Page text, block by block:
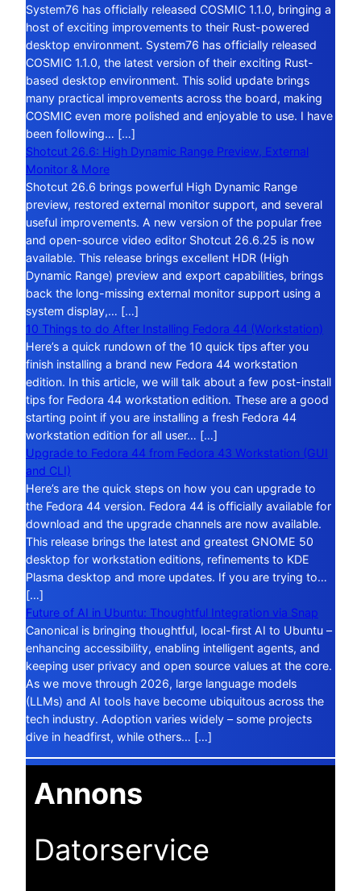
System76 has officially released COSMIC 1.1.0, bringing a
host of exciting improvements to their Rust-powered
desktop environment. System76 has officially released
COSMIC 1.1.0, the latest version of their exciting Rust-
based desktop environment. This solid update brings
many practical improvements across the board, making
COSMIC even more polished and enjoyable to use. I have
been following… […]
Shotcut 26.6: High Dynamic Range Preview, External
Monitor & More
Shotcut 26.6 brings powerful High Dynamic Range
preview, restored external monitor support, and several
useful improvements. A new version of the popular free
and open-source video editor Shotcut 26.6.25 is now
available. This release brings excellent HDR (High
Dynamic Range) preview and export capabilities, brings
back the long-missing external monitor support using a
system display,… […]
10 Things to do After Installing Fedora 44 (Workstation)
Here’s a quick rundown of the 10 quick tips after you
finish installing a brand new Fedora 44 workstation
edition. In this article, we will talk about a few post-install
tips for Fedora 44 workstation edition. These are a good
starting point if you are installing a fresh Fedora 44
workstation edition for all user… […]
Upgrade to Fedora 44 from Fedora 43 Workstation (GUI
and CLI)
Here’s are the quick steps on how you can upgrade to
the Fedora 44 version. Fedora 44 is officially available for
download and the upgrade channels are now available.
This release brings the latest and greatest GNOME 50
desktop for workstation editions, refinements to KDE
Plasma desktop and more updates. If you are trying to…
[…]
Future of AI in Ubuntu: Thoughtful Integration via Snap
Canonical is bringing thoughtful, local-first AI to Ubuntu –
enhancing accessibility, enabling intelligent agents, and
keeping user privacy and open source values at the core.
As we move through 2026, large language models
(LLMs) and AI tools have become ubiquitous across the
tech industry. Adoption varies widely – some projects
dive in headfirst, while others… […]
Annons
Datorservice